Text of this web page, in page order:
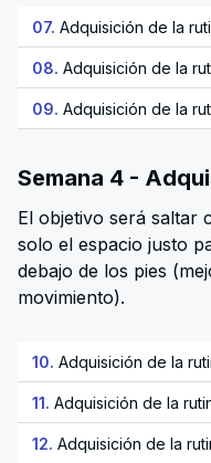
07. Adquisición de la
08. Adquisición de la
09. Adquisición de la
Semana 4 -
El objetivo será saltar
solo el espacio justo
debajo de los pies
movimiento).
10. Adquisición de la
11. Adquisición de la
12. Adquisición de la